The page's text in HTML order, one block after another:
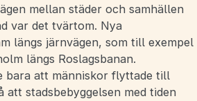
mellan städer och samhällen
var det tvärtom. Nya
längs järnvägen, som till exempel
längs Roslagsbanan.
bara att människor flyttade till
att stadsbebyggelsen med tiden